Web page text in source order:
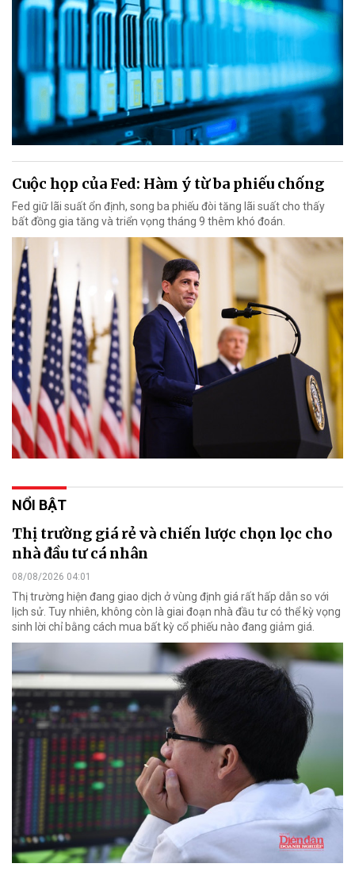
Cuộc họp của Fed: Hàm ý từ ba phiếu chống
Fed giữ lãi suất ổn định, song ba phiếu đòi tăng lãi suất cho thấy
bất đồng gia tăng và triển vọng tháng 9 thêm khó đoán.
NỔI BẬT
Thị trường giá rẻ và chiến lược chọn lọc cho
nhà đầu tư cá nhân
08/08/2026 04:01
Thị trường hiện đang giao dịch ở vùng định giá rất hấp dẫn so với
lịch sử. Tuy nhiên, không còn là giai đoạn nhà đầu tư có thể kỳ vọng
sinh lời chỉ bằng cách mua bất kỳ cổ phiếu nào đang giảm giá.